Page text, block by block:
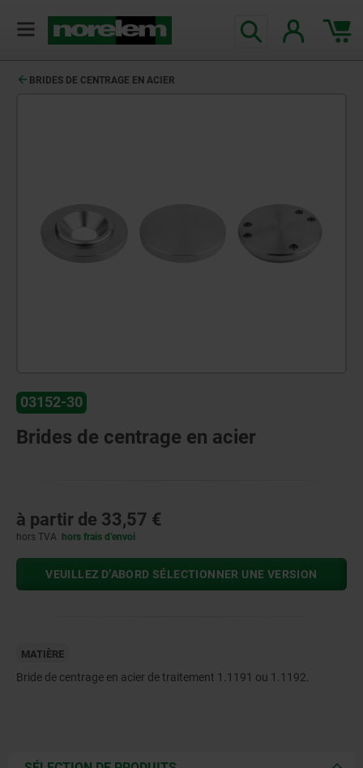
BRIDES DE CENTRAGE EN ACIER
03152-30
Brides de centrage en acier
à partir de 33,57 €
hors TVA hors frais d’envoi
VEUILLEZ D’ABORD SÉLECTIONNER UNE VERSION
MATIÈRE
Bride de centrage en acier de traitement 1.1191 ou 1.1192.